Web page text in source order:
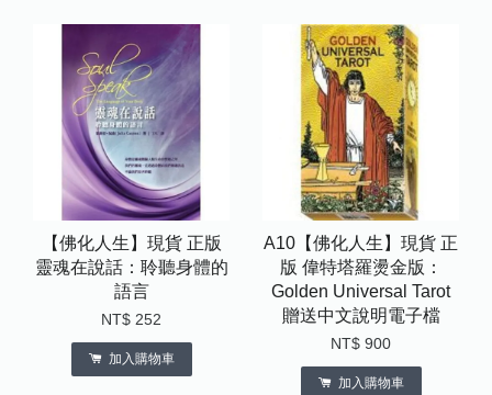
【佛化人生】現貨 正版
靈魂在說話：聆聽身體的
語言
NT$ 252
加入購物車
A10【佛化人生】現貨 正
版 偉特塔羅燙金版：
Golden Universal Tarot
贈送中文說明電子檔
NT$ 900
加入購物車